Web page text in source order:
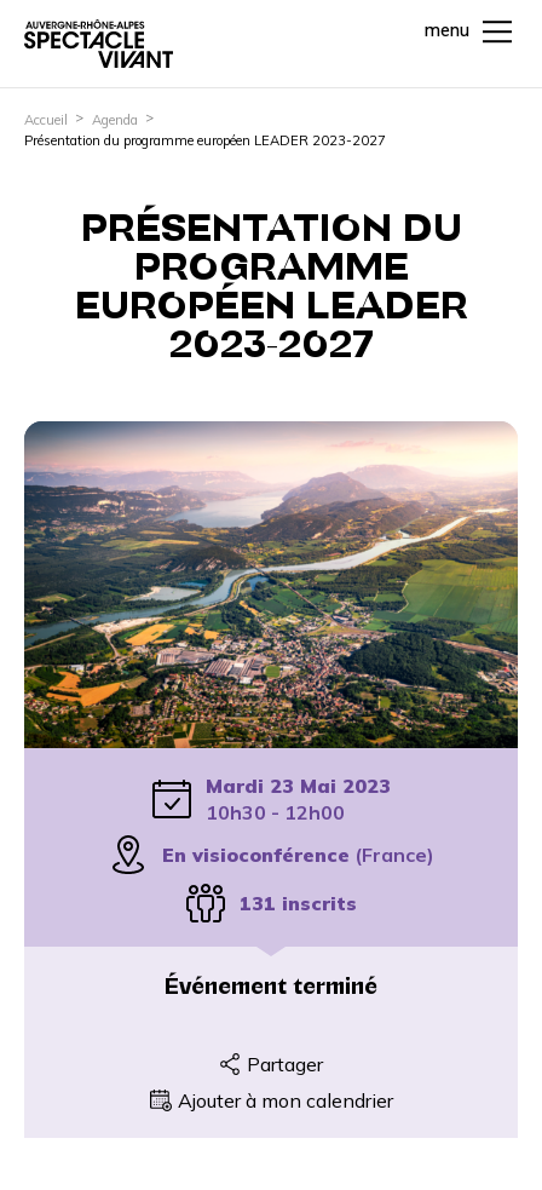
menu
Accueil
Agenda
Présentation du programme européen LEADER 2023-2027
PRÉSENTATION DU
PROGRAMME
EUROPÉEN LEADER
2023-2027
Mardi 23 Mai 2023
10h30 - 12h00
En visioconférence (France)
131 inscrits
Événement terminé
Partager
Ajouter à mon calendrier